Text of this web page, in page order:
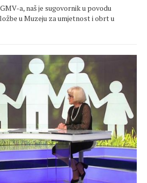
a, naš je sugovornik u povodu
u Muzeju za umjetnost i obrt u